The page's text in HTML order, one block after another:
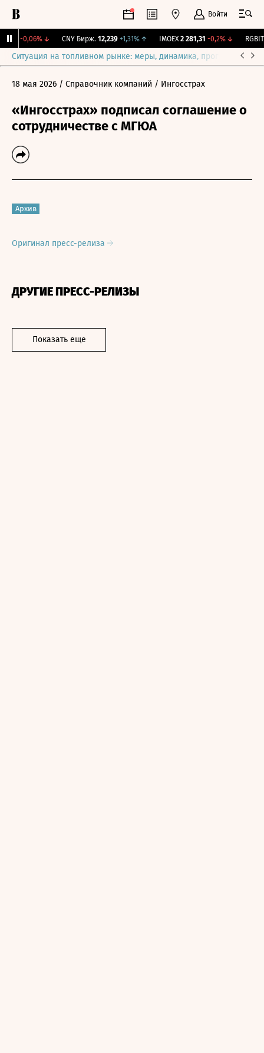
Войти
-0,06%↓ CNY Бирж. 12,239 +1,31% ↑ IMOEX 2 281,31 -0,2%↓ RGBITR
Ситуация на топливном рынке: меры, динамика, прогнозы
18 мая 2026 / Справочник компаний / Ингосстрах
«Ингосстрах» подписал соглашение о
сотрудничестве с МГЮА
Архив
Оригинал пресс-релиза
ДРУГИЕ ПРЕСС-РЕЛИЗЫ
Показать еще